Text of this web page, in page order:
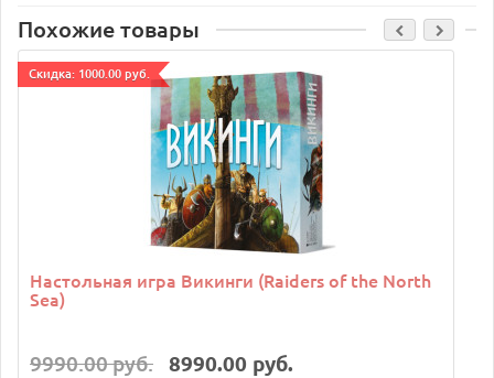
Похожие товары
Cкидка: 1000.00 руб.
Настольная игра Викинги (Raiders of the North
Sea)
9990.00 руб. 8990.00 руб.